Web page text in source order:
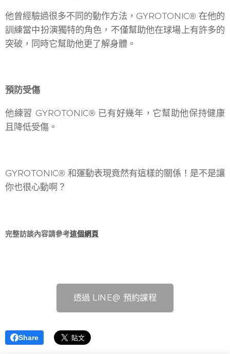
他曾經驗過很多不同的動作方法，GYROTONIC® 在他的
訓練當中扮演獨特的角色，不僅幫助他在球場上有許多的
突破，同時它幫助他更了解身體。
預防受傷
他練習 GYROTONIC® 已有好幾年，它幫助他保持健康
且降低受傷。
GYROTONIC® 和運動表現竟然有這樣的關係！是不是讓
你也很心動啊？
完整訪談內容請參考這個網頁
透過 LINE@ 預約課程
Share